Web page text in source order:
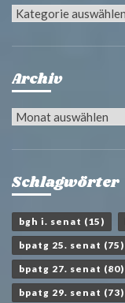
Kategorien
Archiv
Archiv
Schlagwörter
bgh i. senat (15)
bpatg 25. senat (75)
bpatg 27. senat (80)
bpatg 29. senat (73)